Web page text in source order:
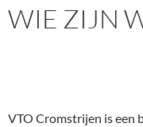
WIE ZIJN
VTO Cromstrijen is een